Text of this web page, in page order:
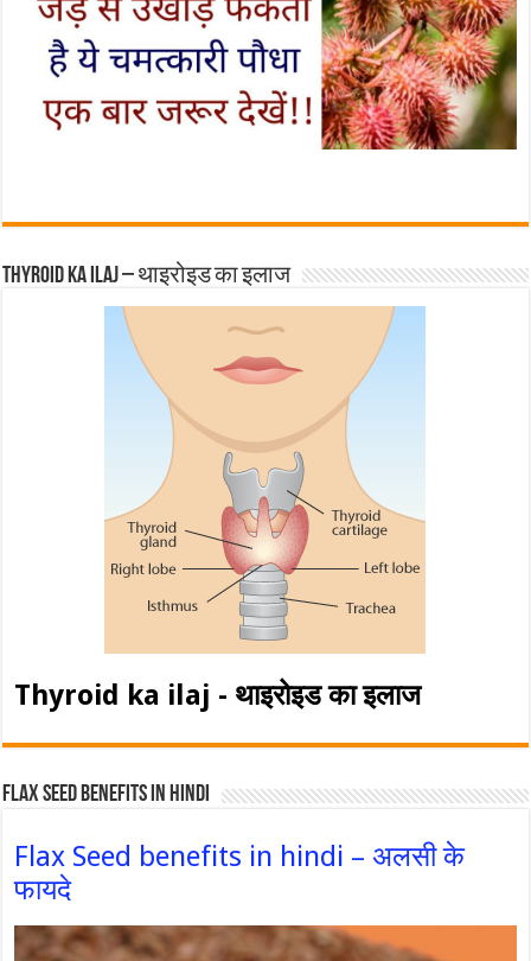
Thyroid ka ilaj – थाइरोइड का इलाज
Thyroid ka ilaj - थाइरोइड का इलाज
Flax Seed Benefits in hindi
Flax Seed benefits in hindi – अलसी के
फायदे